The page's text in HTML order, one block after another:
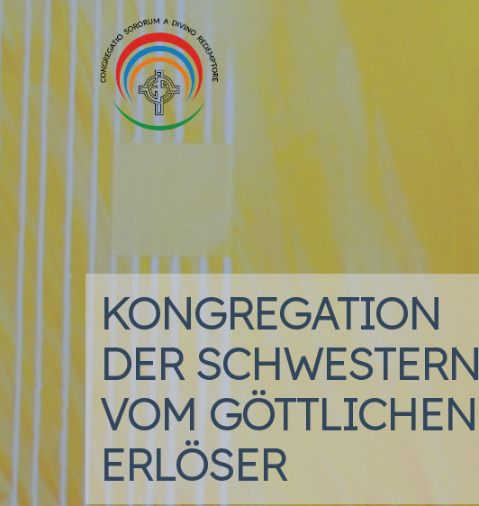
KONGREGATION
DER SCHWESTERN
VOM GÖTTLICHEN
ERLÖSER